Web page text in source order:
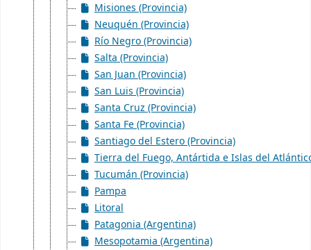
Misiones (Provincia)
Neuquén (Provincia)
Río Negro (Provincia)
Salta (Provincia)
San Juan (Provincia)
San Luis (Provincia)
Santa Cruz (Provincia)
Santa Fe (Provincia)
Santiago del Estero (Provincia)
Tierra del Fuego, Antártida e Islas del
Tucumán (Provincia)
Pampa
Litoral
Patagonia (Argentina)
Mesopotamia (Argentina)